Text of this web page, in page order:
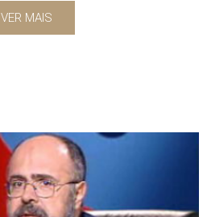
VER MAIS